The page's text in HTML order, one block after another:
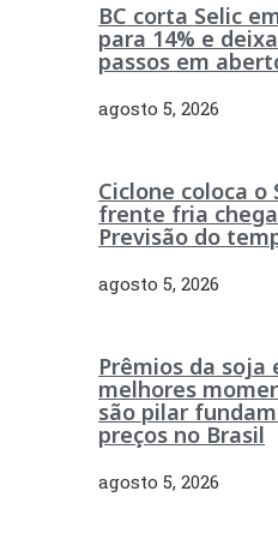
BC corta Selic
para 14% e
passos em
agosto 5, 2026
Ciclone coloca o
frente fria
Previsão do
agosto 5, 2026
Prêmios da soja
melhores
são pilar
preços no Brasil
agosto 5, 2026